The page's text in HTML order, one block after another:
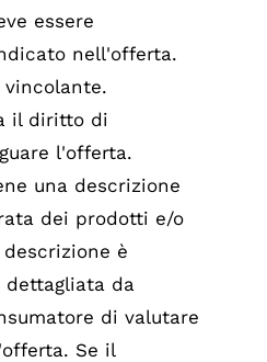
essere
nell'offerta.
vincolante.
il diritto di
l'offerta.
una descrizione
dei prodotti e/o
è
da
di valutare
Se il